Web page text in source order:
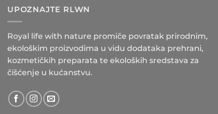
UPOZNAJTE RLWN
Royal life with nature promiče povratak prirodnim,
ekološkim proizvodima u vidu dodataka prehrani,
kozmetičkih preparata te ekoloških sredstava za
čišćenje u kućanstvu.